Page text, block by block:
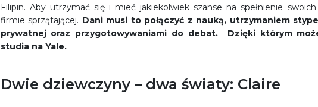
Filipin. Aby utrzymać się i mieć jakiekolwiek szanse na spełnienie
firmie sprzątającej. Dani musi to połączyć z nauką, utrzymaniem
prywatnej oraz przygotowywaniami do debat. Dzięki którym
studia na Yale.
Dwie dziewczyny – dwa światy: Claire